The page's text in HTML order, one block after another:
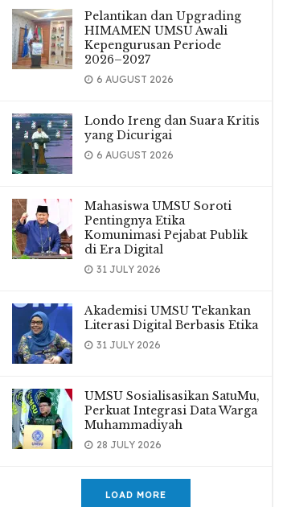
Pelantikan dan Upgrading
HIMAMEN UMSU Awali
Kepengurusan Periode
2026–2027
6 AUGUST 2026
Londo Ireng dan Suara Kritis
yang Dicurigai
6 AUGUST 2026
Mahasiswa UMSU Soroti
Pentingnya Etika
Komunimasi Pejabat Publik
di Era Digital
31 JULY 2026
Akademisi UMSU Tekankan
Literasi Digital Berbasis Etika
31 JULY 2026
UMSU Sosialisasikan SatuMu,
Perkuat Integrasi Data Warga
Muhammadiyah
28 JULY 2026
LOAD MORE